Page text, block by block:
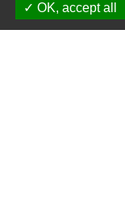
OK, accept all